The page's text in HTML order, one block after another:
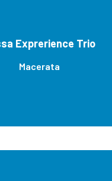
Exprerience Trio
Macerata